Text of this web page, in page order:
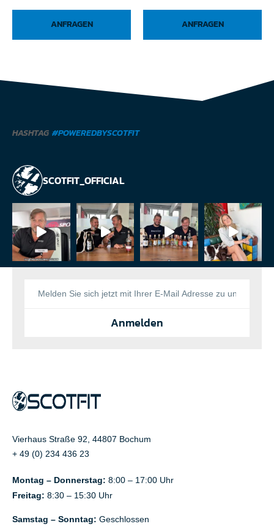
ANFRAGEN ANFRAGEN
HASHTAG #POWEREDBYSCOTFIT
SCOTFIT_OFFICIAL
Anmelden
Vierhaus Straße 92, 44807 Bochum
+ 49 (0) 234 436 23
Montag – Donnerstag: 8:00 – 17:00 Uhr
Freitag: 8:30 – 15:30 Uhr
Samstag – Sonntag: Geschlossen